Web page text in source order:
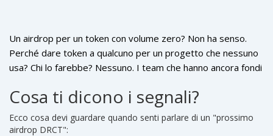
Un airdrop per un token con volume zero? Non ha senso.
Perché dare token a qualcuno per un progetto che nessuno
usa? Chi lo farebbe? Nessuno. I team che hanno ancora fondi
morto. Se un airdrop DRCT esistesse, sarebbe già stato
annunciato da mesi su siti come AirdropAlert, CoinGecko o
Telegram ufficiali. Non lo è stato.
Cosa ti dicono i segnali?
Ecco cosa devi guardare quando senti parlare di un "prossimo
airdrop DRCT":